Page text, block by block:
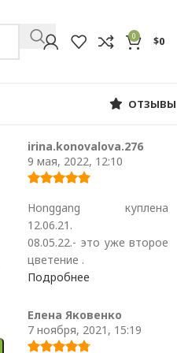
0 $0
ОТЗЫВЫ
irina.konovalova.276
9 мая, 2022, 12:10
Honggang куплена
12.06.21.
08.05.22.- это уже второе
цветение .
Подробнее
Елена Яковенко
7 ноября, 2021, 15:19